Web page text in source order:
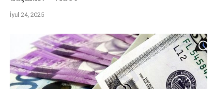
İyul 24, 2025